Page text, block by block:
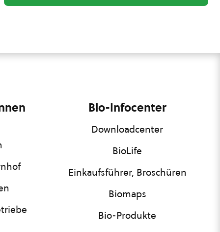
Bio-Infocenter
Downloadcenter
BioLife
Einkaufsführer, Broschüren
Biomaps
Bio-Produkte